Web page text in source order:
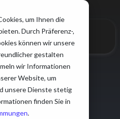
um Ihnen die
Durch Präferenz-,
können wir unsere
gestalten
wir Informationen
Website, um
unsere Dienste stetig
finden Sie in
.